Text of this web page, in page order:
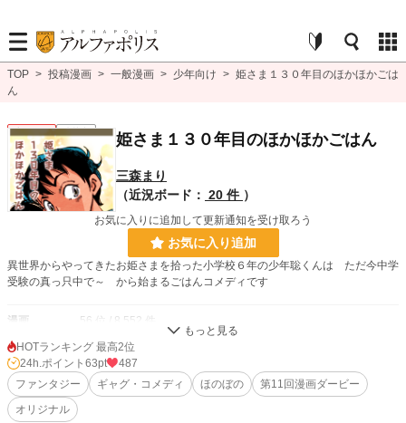
TOP > 投稿漫画 > 一般漫画 > 少年向け > 姫さま１３０年目のほかほかごは
ん
少年向け 連載中 姫さま１３０年目のほかほかごはん
三森まり
（近況ボード： 20 件 ）
お気に入りに追加して更新通知を受け取ろう
お気に入り追加
異世界からやってきたお姫さまを拾った小学校６年の少年聡くんは ただ今中学
受験の真っ只中で～ から始まるごはんコメディです
漫画 56 位 / 8,552 件
少年向け 11 位 / 2,488 件
お気に入り
24h.ポイント
HOTランキング 最高2位
24h.ポイント 63pt
487
ファンタジー
ギャグ・コメディ ほのぼの
第11回漫画ダービー
オリジナル